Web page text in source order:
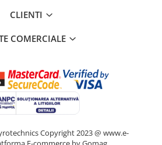
CLIENTI
COMERCIALE
Copyright 2023 @ www.e-